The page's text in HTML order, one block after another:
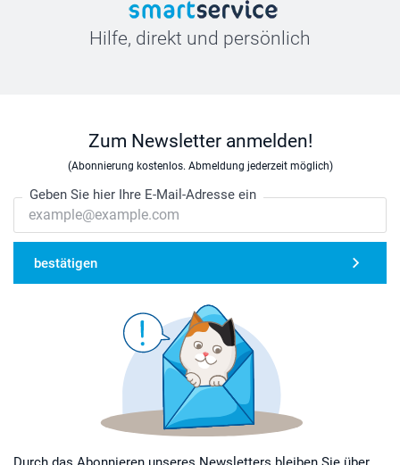
Hilfe, direkt und persönlich
Zum Newsletter anmelden!
(Abonnierung kostenlos. Abmeldung jederzeit möglich)
Geben Sie hier Ihre E-Mail-Adresse ein
bestätigen